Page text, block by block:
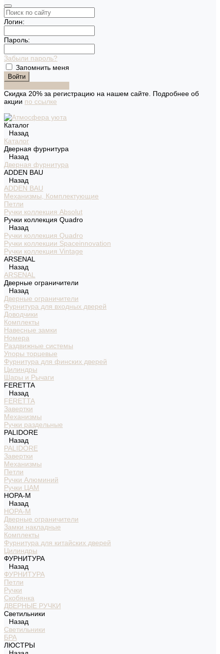
Логин:
Пароль:
Забыли пароль?
Запомнить меня
Скидка 20% за регистрацию на нашем сайте. Подробнее об
акции по ссылке
Каталог
Назад
Каталог
Дверная фурнитура
Назад
Дверная фурнитура
ADDEN BAU
Назад
ADDEN BAU
Механизмы, Комплектующие
Петли
Ручки коллекция Absolut
Ручки коллекция Quadro
Назад
Ручки коллекция Quadro
Ручки коллекции Spaceinnovation
Ручки коллекция Vintage
ARSENAL
Назад
ARSENAL
Дверные ограничители
Назад
Дверные ограничители
Фурнитура для входных дверей
Доводчики
Комплекты
Навесные замки
Номера
Раздвижные системы
Упоры торцевые
Фурнитура для финских дверей
Цилиндры
Шары и Рычаги
FERETTA
Назад
FERETTA
Завертки
Механизмы
Ручки раздельные
PALIDORE
Назад
PALIDORE
Завертки
Механизмы
Петли
Ручки Алюминий
Ручки ЦАМ
НОРА-М
Назад
НОРА-М
Дверные ограничители
Замки накладные
Комплекты
Фурнитура для китайских дверей
Цилиндры
ФУРНИТУРА
Назад
ФУРНИТУРА
Петли
Ручки
Скобянка
ДВЕРНЫЕ РУЧКИ
Светильники
Назад
Светильники
БРА
ЛЮСТРЫ